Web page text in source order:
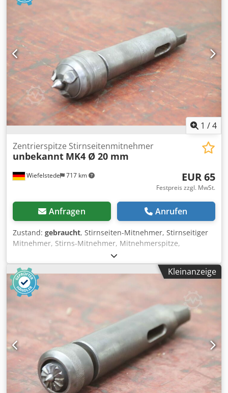
1 /4
Wiefelstede 717 km
Zentrierspitze Stirnseitenmitnehmer
unbekannt MK4 Ø 20 mm
EUR 65
Festpreis zzgl. MwSt.
Anfragen Anrufen
Zustand: gebraucht, Stirnseiten-Mitnehmer, Stirnseitiger
Mitnehmer, Stirns-Mitnehmer, Mitnehmerspitze,
Stirnseitenmitnehmer, Stirnmitnehmer -
Stirnseitenmitnehmer: Aufnahme: MK4 -Stirnmaß: Ø 20
mm -Abmessung: Ø 42 x 203 mm -Gewicht: 1,0 kg
Dedpfxjuwgf He Afijck
Kleinanzeige